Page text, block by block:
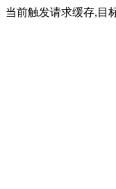
当前触发请求缓存,目